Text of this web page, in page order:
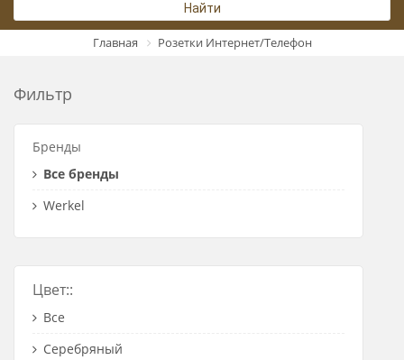
Розетки USB
Розетки Интернет/Телефон
Розетки акустика
Найти
Главная Розетки Интернет/Телефон
Фильтр
Бренды
Все бренды
Werkel
Цвет::
Все
Серебряный